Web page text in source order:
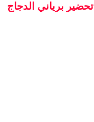
تحضير برياني الدجاج